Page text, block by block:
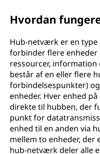
Hvordan
Hub-netværk er en
forbinder flere
ressourcer,
består af en eller flere
forbindelsespunkter)
enheder. Hver enhed
direkte til hubben, der
punkt for
enhed til en anden via
mellem to enheder,
hub-netværk deler alle